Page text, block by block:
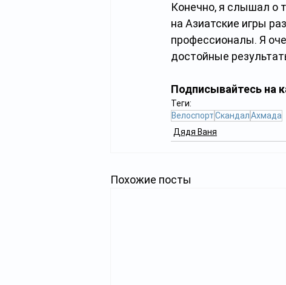
Конечно, я слышал о
на Азиатские игры
профессионалы. Я
достойные
Подписывайтесь на
Теги:
ВелоспортСкандалАхмада
Дядя Ваня
Похожие посты